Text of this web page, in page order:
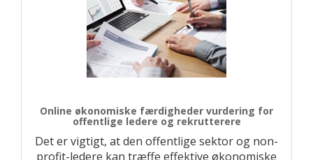
Online økonomiske færdigheder vurdering for
offentlige ledere og rekrutterere
Det er vigtigt, at den offentlige sektor og non-
profit-ledere kan træffe effektive økonomiske